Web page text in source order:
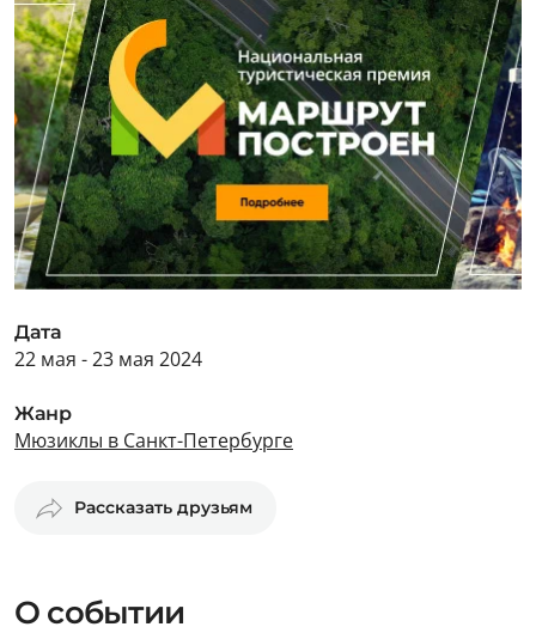
Дата
22 мая - 23 мая 2024
Жанр
Мюзиклы в Санкт-Петербурге
Рассказать друзьям
О событии